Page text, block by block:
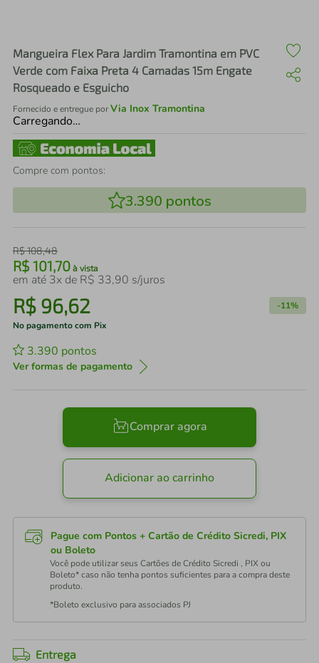
Mangueira Flex Para Jardim Tramontina em PVC
Verde com Faixa Preta 4 Camadas 15m Engate
Rosqueado e Esguicho
Fornecido e entregue porVia Inox Tramontina
Carregando…
Compre com pontos:
3.390 pontos
R$108,48
R$ 101,70 à vista
em até 3x de R$ 33,90 s/juros
R$ 96,62 -11%
No pagamento com Pix
3.390 pontos
Ver formas de pagamento
Comprar agora
Adicionar ao carrinho
Pague com Pontos + Cartão de Crédito Sicredi, PIX
ou Boleto
Você pode utilizar seus Cartões de Crédito Sicredi , PIX ou
Boleto* caso não tenha pontos suficientes para a compra deste
produto.
*Boleto exclusivo para associados PJ
Entrega